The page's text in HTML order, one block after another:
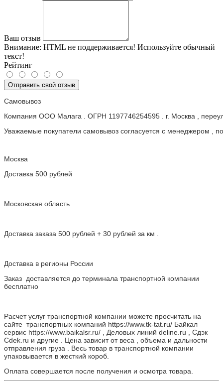
Ваш отзыв
Внимание: HTML не поддерживается! Используйте обычный
текст!
Рейтинг
Отправить свой отзыв
Самовывоз
Компания ООО Малага . ОГРН 1197746254595 . г. Москва ,
Уважаемые покупатели самовывоз согласуется с менеджером ,
Москва
Доставка 500 рублей
Московская область
Доставка заказа 500 рублей + 30 рублей за км .
Доставка в регионы России
Заказ доставляется до терминала транспортной компании
бесплатно
Расчет услуг транспортной компании можете просчитать на
сайте транспортных компаний https://www.tk-tat.ru/ Байкал
сервис https://www.baikalsr.ru/ , Деловых линий deline.ru , Сдэк
Cdek.ru и другие . Цена зависит от веса , объема и дальности
отправления груза . Весь товар в транспортной компании
упаковывается в жесткий короб.
Оплата совершается после получения и осмотра товара.